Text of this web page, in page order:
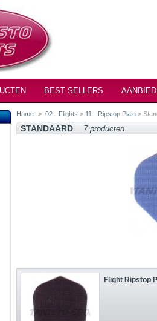
BEST SELLERS
Home > 02 - Flights > 11 - Ripstop Plain >
STANDAARD 7 producten
Flight Ripstop